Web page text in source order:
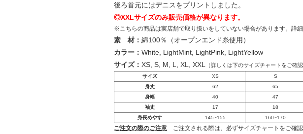
後ろ首元にはデニスをプリントしました。
◎XXLサイズのみ販売価格が異なります。
※こちらの商品は実店舗で取り扱いをしていない場合があります。詳
素 材： 綿100％（オープンエンド糸使用）
カラー： White, LightMint, LightPink, LightYellow
サイズ： XS, S, M, L, XL, XXL （詳しくは下のサイズチャートをご確
サイズ XS S
身丈
62 65
身幅
40 47
袖丈
17 18
身長めやす
145~155 160~170
ご注文の際のご注意 ご注文される際は、必ずサイズチャートをご確